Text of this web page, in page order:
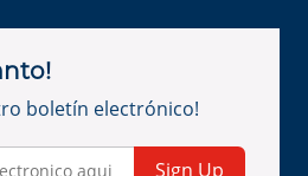
boletín electrónico!
Sign Up